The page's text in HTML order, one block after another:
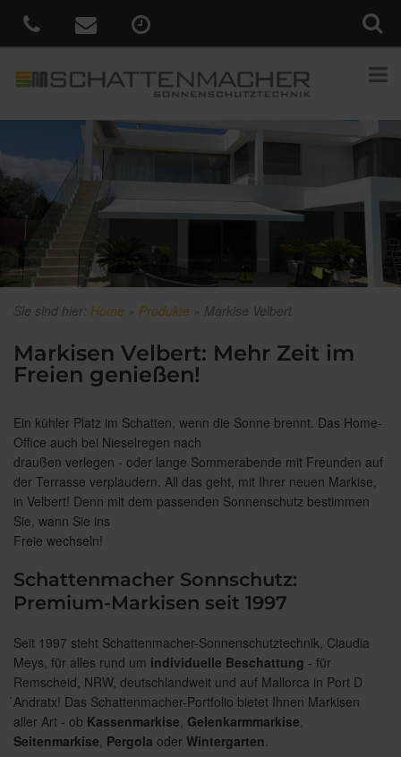
Sie sind hier: Home » Produkte » Markise Velbert
Markisen Velbert: Mehr Zeit im
Freien genießen!
Ein kühler Platz im Schatten, wenn die Sonne brennt. Das Home-
Office auch bei Nieselregen nach
draußen verlegen - oder lange Sommerabende mit Freunden auf
der Terrasse verplaudern. All das geht, mit Ihrer neuen Markise,
in Velbert! Denn mit dem passenden Sonnenschutz bestimmen
Sie, wann Sie ins
Freie wechseln!
Schattenmacher Sonnschutz:
Premium-Markisen seit 1997
Seit 1997 steht Schattenmacher-Sonnenschutztechnik, Claudia
Meys, für alles rund um individuelle Beschattung - für
Remscheid, NRW, deutschlandweit und auf Mallorca in Port D
́Andratx! Das Schattenmacher-Portfolio bietet Ihnen Markisen
aller Art - ob Kassenmarkise Gelenkarmmarkise
Seitenmarkise Pergola oder Wintergarten